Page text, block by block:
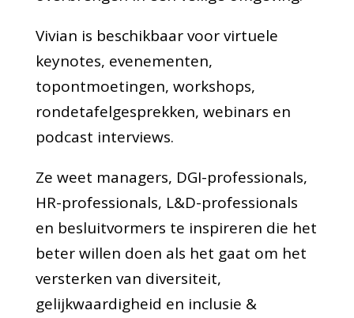
Vivian is beschikbaar voor virtuele
keynotes, evenementen,
topontmoetingen, workshops,
rondetafelgesprekken, webinars en
podcast interviews.
Ze weet managers, DGI-professionals,
HR-professionals, L&D-professionals
en besluitvormers te inspireren die het
beter willen doen als het gaat om het
versterken van diversiteit,
gelijkwaardigheid en inclusie &